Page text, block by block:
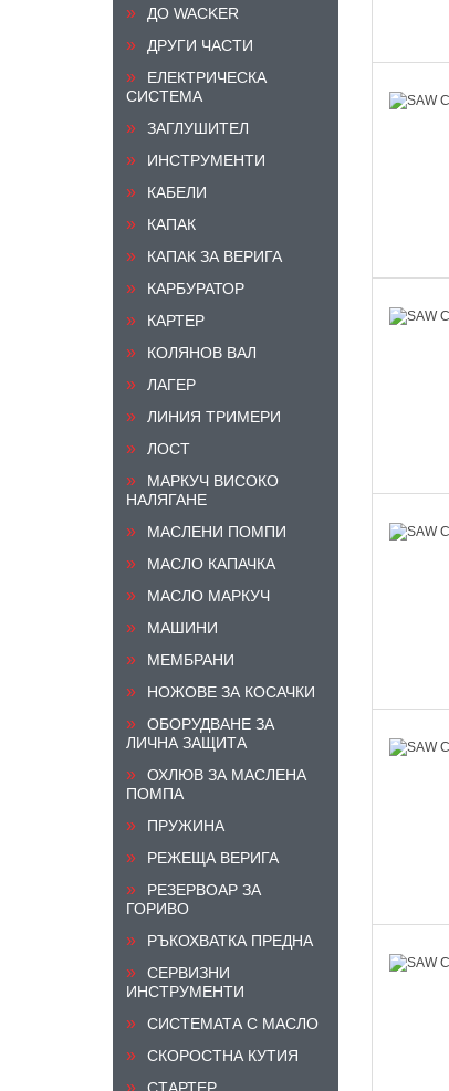
ДО WACKER
ДРУГИ ЧАСТИ
ЕЛЕКТРИЧЕСКА
СИСТЕМА
ЗАГЛУШИТЕЛ
ИНСТРУМЕНТИ
КАБЕЛИ
КАПАК
КАПАК ЗА ВЕРИГА
КАРБУРАТОР
КАРТЕР
КОЛЯНОВ ВАЛ
ЛАГЕР
ЛИНИЯ ТРИМЕРИ
ЛОСТ
МАРКУЧ ВИСОКО
НАЛЯГАНЕ
МАСЛЕНИ ПОМПИ
МАСЛО КАПАЧКА
МАСЛО МАРКУЧ
МАШИНИ
МЕМБРАНИ
НОЖОВЕ ЗА КОСАЧКИ
ОБОРУДВАНЕ ЗА
ЛИЧНА ЗАЩИТА
ОХЛЮВ ЗА МАСЛЕНА
ПОМПА
ПРУЖИНА
РЕЖЕЩА ВЕРИГА
РЕЗЕРВОАР ЗА
ГОРИВО
РЪКОХВАТКА ПРЕДНА
СЕРВИЗНИ
ИНСТРУМЕНТИ
СИСТЕМАТА С МАСЛО
СКОРОСТНА КУТИЯ
СТАРТЕР